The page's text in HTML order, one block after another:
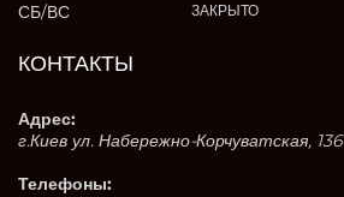
СБ/ВС ЗАКРЫТО
КОНТАКТЫ
Адрес:
г.Киев ул. Набережно-Корчуватская, 136
Телефоны: